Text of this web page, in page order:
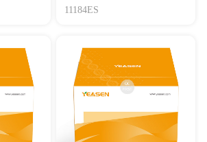
Master Mix
11184ES